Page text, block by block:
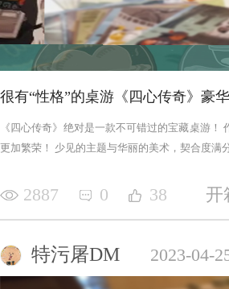
很有“性格”的桌游《四心传奇》豪
《四心传奇》绝对是一款不可错过的宝藏桌游
更加繁荣！ 少见的主题与华丽的美术，契合度满
2887 0 38 开
特污屠DM 2023-04-